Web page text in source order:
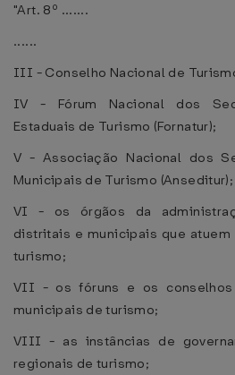
"Art. 8º .......
......
III - Conselho Nacional de
IV - Fórum Nacional dos
Estaduais de Turismo (Fornatur);
V - Associação Nacional dos
Municipais de Turismo (Anseditur);
VI - os órgãos da
distritais e municipais que
turismo;
VII - os fóruns e os
municipais de turismo;
VIII - as instâncias de
regionais de turismo;